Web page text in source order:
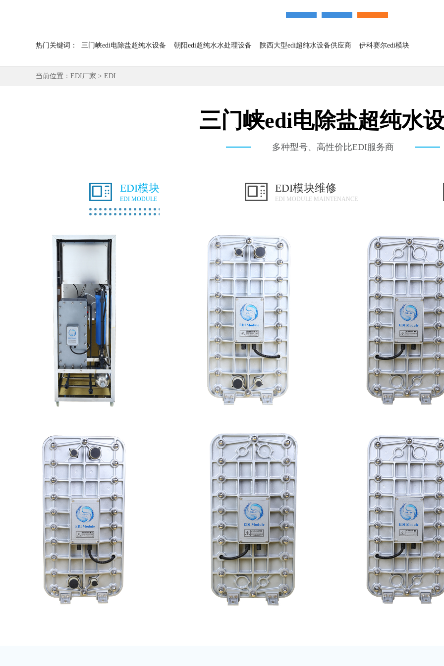
热门关键词： 三门峡edi电除盐超纯水设备 朝阳edi超纯水水处理设备 陕西大型edi超纯水设备供应商 伊科赛尔edi模块
当前位置： EDI厂家 > EDI
三门峡edi电除盐超纯水
多种型号、高性价比EDI服务商
EDI模块
EDI MODULE
EDI模块维修
EDI MODULE MAINTENANCE
MK-TC100 EDI设备
查看详情
EDI超纯水处理设备
查看详情
MK-TC100 EDI超纯
查看详情